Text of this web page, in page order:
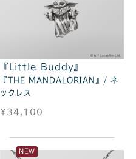
『Little Buddy』
『THE MANDALORIAN』/ ネ
ックレス
¥34,100
NEW